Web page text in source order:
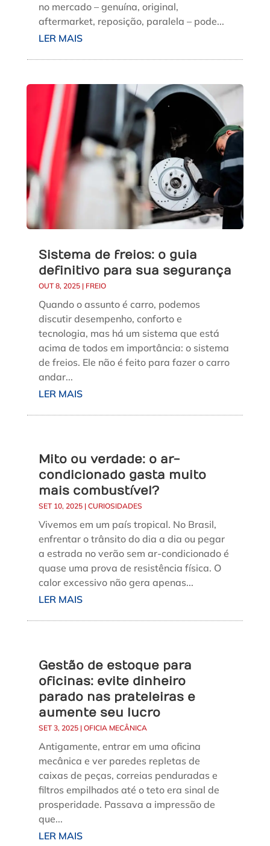
no mercado – genuína, original,
aftermarket, reposição, paralela – pode...
LER MAIS
Sistema de freios: o guia
definitivo para sua segurança
OUT 8, 2025| FREIO
Quando o assunto é carro, podemos
discutir desempenho, conforto e
tecnologia, mas há um sistema que está
acima de todos em importância: o sistema
de freios. Ele não é feito para fazer o carro
andar...
LER MAIS
Mito ou verdade: o ar-
condicionado gasta muito
mais combustível?
SET 10, 2025| CURIOSIDADES
Vivemos em um país tropical. No Brasil,
enfrentar o trânsito do dia a dia ou pegar
a estrada no verão sem ar-condicionado é
quase uma prova de resistência física. O
calor excessivo não gera apenas...
LER MAIS
Gestão de estoque para
oficinas: evite dinheiro
parado nas prateleiras e
aumente seu lucro
SET 3, 2025| OFICIA MECÂNICA
Antigamente, entrar em uma oficina
mecânica e ver paredes repletas de
caixas de peças, correias penduradas e
filtros empilhados até o teto era sinal de
prosperidade. Passava a impressão de
que...
LER MAIS